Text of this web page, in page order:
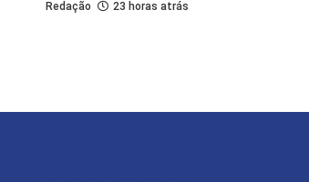
Redação 23 horas atrás